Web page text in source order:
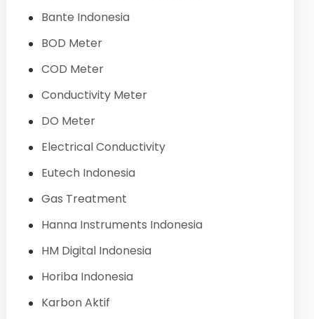
Bante Indonesia
BOD Meter
COD Meter
Conductivity Meter
DO Meter
Electrical Conductivity
Eutech Indonesia
Gas Treatment
Hanna Instruments Indonesia
HM Digital Indonesia
Horiba Indonesia
Karbon Aktif